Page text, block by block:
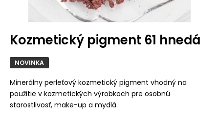
Kozmetický pigment 61 hnedá
NOVINKA
Minerálny perleťový kozmetický pigment vhodný na
použitie v kozmetických výrobkoch pre osobnú
starostlivosť, make-up a mydlá.